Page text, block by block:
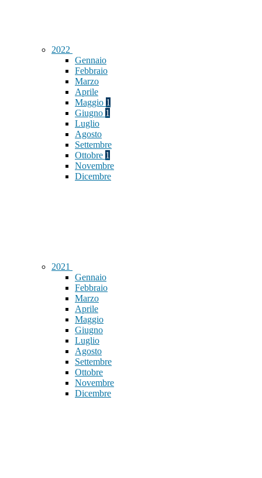
2022
Gennaio
Febbraio
Marzo
Aprile
Maggio 1
Giugno 1
Luglio
Agosto
Settembre
Ottobre 1
Novembre
Dicembre
2021
Gennaio
Febbraio
Marzo
Aprile
Maggio
Giugno
Luglio
Agosto
Settembre
Ottobre
Novembre
Dicembre